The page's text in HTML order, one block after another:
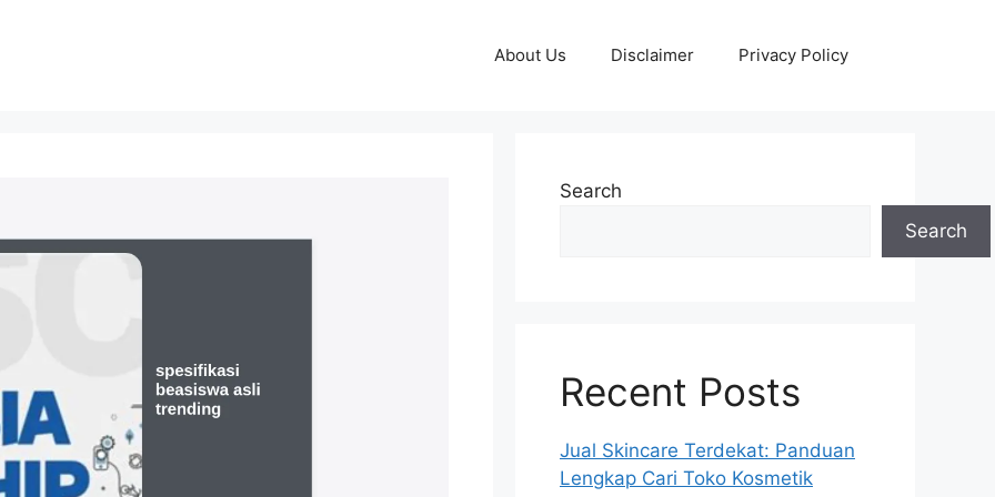
About Us Disclaimer Privacy Policy
Search
Search
Recent Posts
Jual Skincare Terdekat: Panduan
Lengkap Cari Toko Kosmetik